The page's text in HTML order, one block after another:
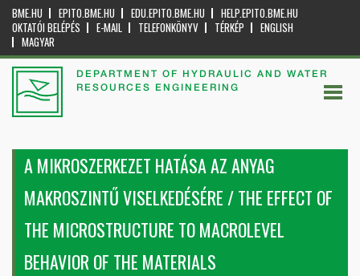
BME.HU EPITO.BME.HU EDU.EPITO.BME.HU
HELP.EPITO.BME.HU
OKTATÓI BELÉPÉS
E-MAIL TELEFONKÖNYV TÉRKÉP
ENGLISH
MAGYAR
DEPARTMENT OF HYDRAULIC AND WATER
RESOURCES ENGINEERING
A MIKROSZERKEZET HATÁSA AZ ANYAG
MAKROSZINTŰ VISELKEDÉSÉRE / THE EFFECT OF
THE MICROSTRUCTURE TO MACROLEVEL
BEHAVIOR OF THE MATERIALS